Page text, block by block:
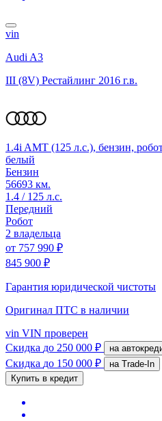
vin
Audi A3
III (8V) Рестайлинг 2016 г.в.
1.4i AMT (125 л.с.), бензин,
белый
Бензин
56693 км.
1.4 / 125 л.с.
Передний
Робот
2 владельца
от 757 990 ₽
845 900 ₽
Гарантия юридической чистоты
Оригинал ПТС в наличии
vin VIN проверен
Скидка до 250 000 ₽ на
Скидка до 150 000 ₽
на Trade-In
Купить в кредит